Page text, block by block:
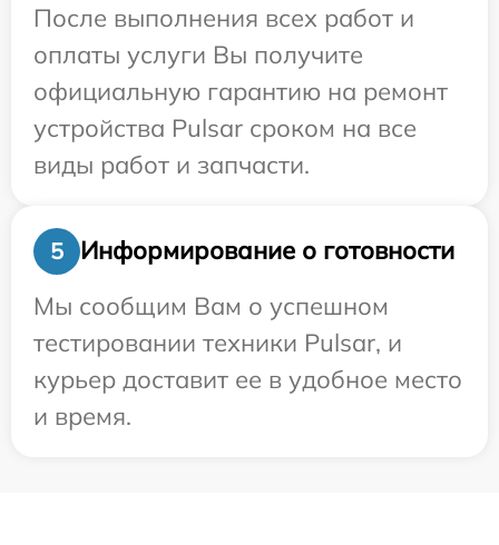
После выполнения всех работ и
оплаты услуги Вы получите
официальную гарантию на ремонт
устройства Pulsar сроком на все
виды работ и запчасти.
5
Информирование о готовности
Мы сообщим Вам о успешном
тестировании техники Pulsar, и
курьер доставит ее в удобное место
и время.